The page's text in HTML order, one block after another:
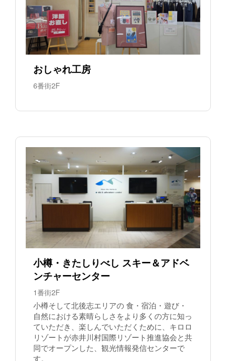
おしゃれ工房
6番街2F
小樽・きたしりべし スキー＆アドベ
ンチャーセンター
1番街2F
小樽そして北後志エリアの 食・宿泊・遊び・
自然における素晴らしさをより多くの方に知っ
ていただき、楽しんでいただくために、キロロ
リゾートが赤井川村国際リゾート推進協会と共
同でオープンした、観光情報発信センターで
す。